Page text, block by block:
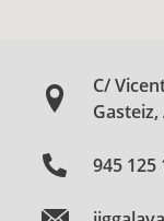
C/
Gasteiz,
945 125